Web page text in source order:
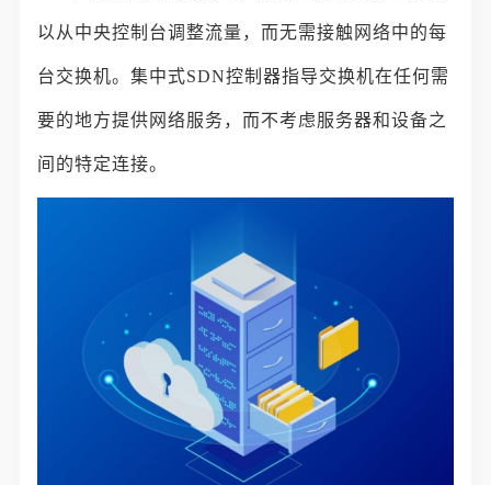
以从中央控制台调整流量，而无需接触网络中的每
台交换机。集中式SDN控制器指导交换机在任何需
要的地方提供网络服务，而不考虑服务器和设备之
间的特定连接。